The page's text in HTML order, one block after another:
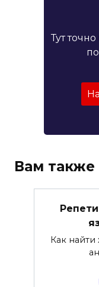
Тут
Вам также
Как